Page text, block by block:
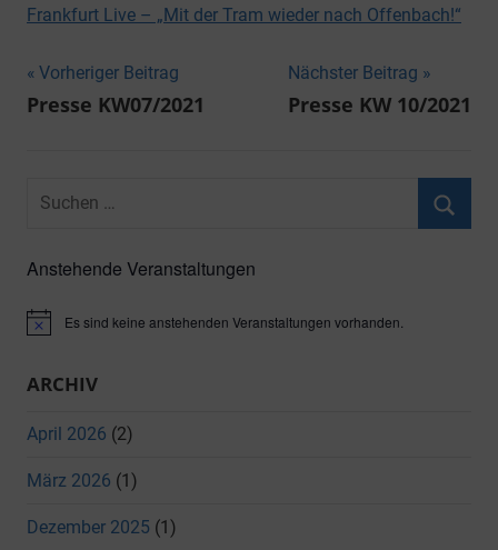
Frankfurt Live – „Mit der Tram wieder nach Offenbach!“
Beitragsnavigation
Vorheriger Beitrag
Presse KW07/2021
Nächster Beitrag
Presse KW 10/2021
Suchen
Anstehende Veranstaltungen
HinweisEs sind keine anstehenden Veranstaltungen vorhanden.
ARCHIV
April 2026 (2)
März 2026 (1)
Dezember 2025 (1)